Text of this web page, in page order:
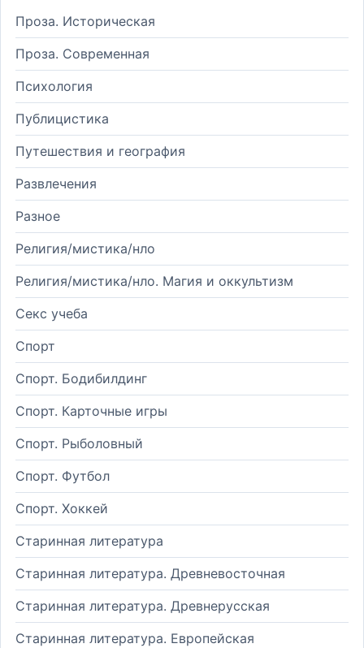
Проза. Историческая
Проза. Современная
Психология
Публицистика
Путешествия и география
Развлечения
Разное
Религия/мистика/нло
Религия/мистика/нло. Магия и оккультизм
Секс учеба
Спорт
Спорт. Бодибилдинг
Спорт. Карточные игры
Спорт. Рыболовный
Спорт. Футбол
Спорт. Хоккей
Старинная литература
Старинная литература. Древневосточная
Старинная литература. Древнерусская
Старинная литература. Европейская